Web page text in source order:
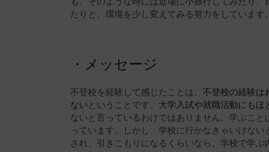
たりと、環境を少し変えてみる努力をしています。
・メッセージ
不登校を経験して感じたことは、不登校の経験は
ない ということです。 大学入試や就職活動にもほ
ないと言っているわけではありません。学ぶこ
っています。しかし、学校に行かなきゃいけな
され、引きこもりになるくらいなら、学校で学